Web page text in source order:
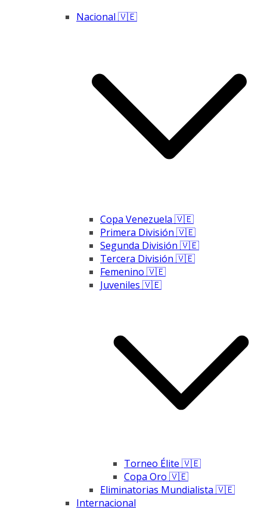
Nacional 🇻🇪
Copa Venezuela 🇻🇪
Primera División 🇻🇪
Segunda División 🇻🇪
Tercera División 🇻🇪
Femenino 🇻🇪
Juveniles 🇻🇪
Torneo Élite 🇻🇪
Copa Oro 🇻🇪
Eliminatorias Mundialista 🇻🇪
Internacional